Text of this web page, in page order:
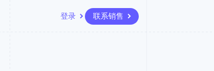
登录 联系销售